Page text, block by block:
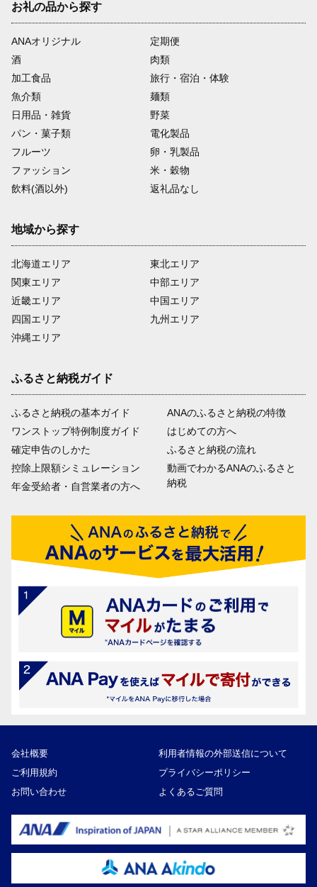
お礼の品から探す
ANAオリジナル
定期便
酒
肉類
加工食品
旅行・宿泊・体験
魚介類
麺類
日用品・雑貨
野菜
パン・菓子類
電化製品
フルーツ
卵・乳製品
ファッション
米・穀物
飲料(酒以外)
返礼品なし
地域から探す
北海道エリア
関東エリア
近畿エリア
四国エリア
沖縄エリア
東北エリア
中部エリア
中国エリア
九州エリア
ふるさと納税ガイド
ふるさと納税の基本ガイド
ワンストップ特例制度ガイド
確定申告のしかた
控除上限額シミュレーション
年金受給者・自営業者の方へ
ANAのふるさと納税の特徴
はじめての方へ
ふるさと納税の流れ
動画でわかるANAのふるさと
納税
会社概要
利用者情報の外部送信について
ご利用規約
プライバシーポリシー
お問い合わせ
よくあるご質問